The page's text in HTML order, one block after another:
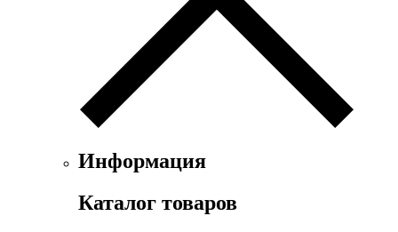
Информация
Каталог товаров